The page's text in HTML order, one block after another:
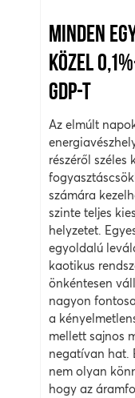
MINDEN
KÖZEL
GDP-T
Az elmúlt
részéről széles
számára
szinte teljes
helyzetet.
egyoldalú
kaotikus
önkéntesen
nagyon
a
mellett sajnos
negatívan hat.
nem olyan
hogy az